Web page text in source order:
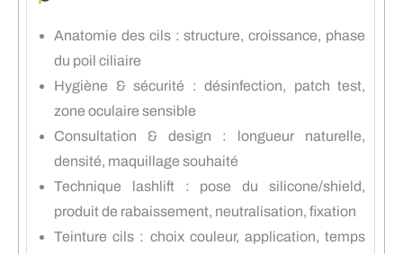
Anatomie des cils : structure, croissance, phase
du poil ciliaire
Hygiène & sécurité : désinfection, patch test,
zone oculaire sensible
Consultation & design : longueur naturelle,
densité, maquillage souhaité
Technique lashlift : pose du silicone/shield,
produit de rabaissement, neutralisation, fixation
Teinture cils : choix couleur, application, temps